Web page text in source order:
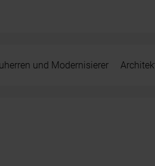
und Modernisierer